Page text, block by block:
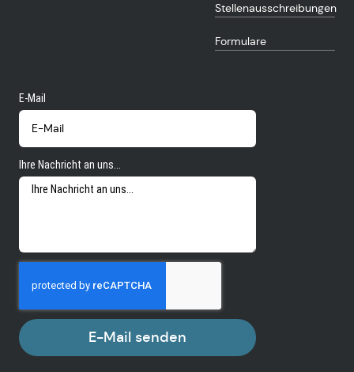
Stellenausschreibungen
Formulare
E-Mail
Ihre Nachricht an uns...
E-Mail senden